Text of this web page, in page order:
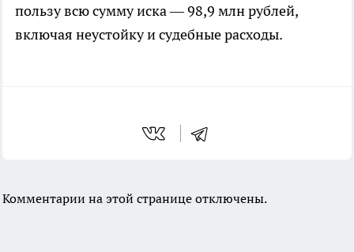
пользу всю сумму иска — 98,9 млн рублей,
включая неустойку и судебные расходы.
Комментарии на этой странице отключены.